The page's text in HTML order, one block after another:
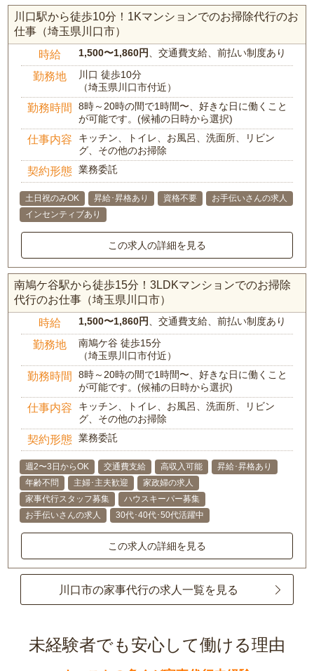
川口駅から徒歩10分！1Kマンションでのお掃除代行のお
仕事（埼玉県川口市）
時給 1,500〜1,860円 、交通費支給、前払い制度あり
勤務地
川口 徒歩10分
（埼玉県川口市付近）
勤務時間
8時～20時の間で1時間〜、好きな日に働くこと
が可能です。(候補の日時から選択)
仕事内容
キッチン、トイレ、お風呂、洗面所、リビン
グ、その他のお掃除
契約形態 業務委託
土日祝のみOK 昇給･昇格あり 資格不要
お手伝いさんの求人
インセンティブあり
この求人の詳細を見る
南鳩ケ谷駅から徒歩15分！3LDKマンションでのお掃除
代行のお仕事（埼玉県川口市）
時給 1,500〜1,860円 、交通費支給、前払い制度あり
勤務地
南鳩ケ谷 徒歩15分
（埼玉県川口市付近）
勤務時間
8時～20時の間で1時間〜、好きな日に働くこと
が可能です。(候補の日時から選択)
仕事内容
キッチン、トイレ、お風呂、洗面所、リビン
グ、その他のお掃除
契約形態 業務委託
週2〜3日からOK 交通費支給 高収入可能
昇給･昇格あり
年齢不問
主婦･主夫歓迎
家政婦の求人
家事代行スタッフ募集
ハウスキーパー募集
お手伝いさんの求人
30代･40代･50代活躍中
この求人の詳細を見る
川口市の家事代行の求人一覧を見る
未経験者でも安心して働ける理由